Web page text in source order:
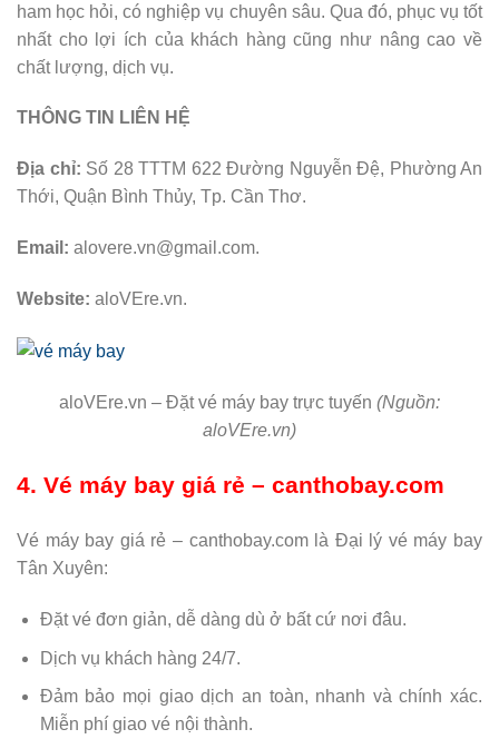
ham học hỏi, có nghiệp vụ chuyên sâu. Qua đó, phục vụ tốt
nhất cho lợi ích của khách hàng cũng như nâng cao về
chất lượng, dịch vụ.
THÔNG TIN LIÊN HỆ
Địa chỉ: Số 28 TTTM 622 Đường Nguyễn Đệ, Phường An
Thới, Quận Bình Thủy, Tp. Cần Thơ.
Email: alovere.vn@gmail.com.
Website: aloVEre.vn.
aloVEre.vn – Đặt vé máy bay trực tuyến (Nguồn:
aloVEre.vn)
4. Vé máy bay giá rẻ – canthobay.com
Vé máy bay giá rẻ – canthobay.com là Đại lý vé máy bay
Tân Xuyên:
Đặt vé đơn giản, dễ dàng dù ở bất cứ nơi đâu.
Dịch vụ khách hàng 24/7.
Đảm bảo mọi giao dịch an toàn, nhanh và chính xác.
Miễn phí giao vé nội thành.